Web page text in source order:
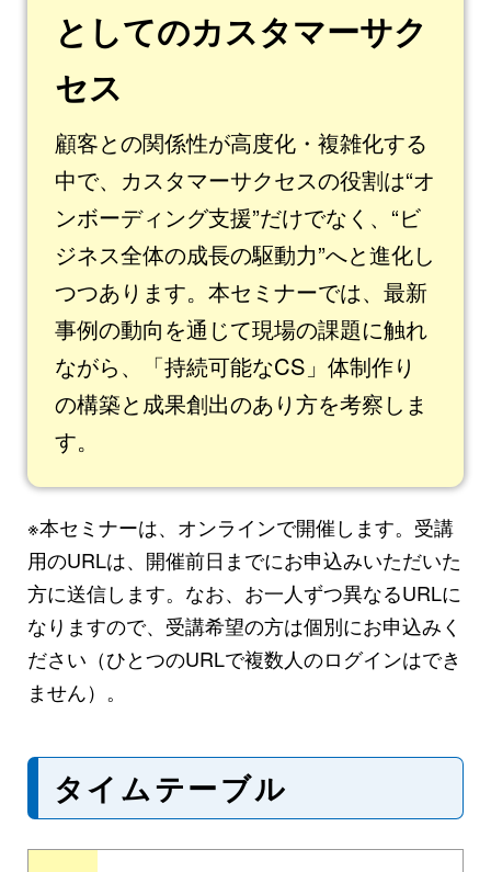
としてのカスタマーサク
セス
顧客との関係性が高度化・複雑化する
中で、カスタマーサクセスの役割は“オ
ンボーディング支援”だけでなく、“ビ
ジネス全体の成長の駆動力”へと進化し
つつあります。本セミナーでは、最新
事例の動向を通じて現場の課題に触れ
ながら、「持続可能なCS」体制作り
の構築と成果創出のあり方を考察しま
す。
※本セミナーは、オンラインで開催します。受講
用のURLは、開催前日までにお申込みいただいた
方に送信します。なお、お一人ずつ異なるURLに
なりますので、受講希望の方は個別にお申込みく
ださい（ひとつのURLで複数人のログインはでき
ません）。
タイムテーブル